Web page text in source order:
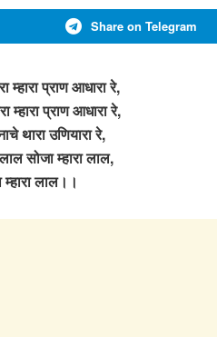
Share on Telegram
म्हारा प्राण आधारा रे,
म्हारा प्राण आधारा रे,
थारा उणियारा रे,
सोजा म्हारा लाल,
म्हारा लाल।।